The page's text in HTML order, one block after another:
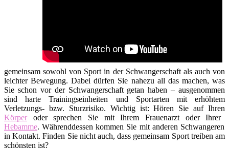
gemeinsam sowohl von Sport in der Schwangerschaft als auch von
leichter Bewegung. Dabei dürfen Sie nahezu all das machen, was
Sie schon vor der Schwangerschaft getan haben – ausgenommen
sind harte Trainingseinheiten und Sportarten mit erhöhtem
Verletzungs- bzw. Sturzrisiko. Wichtig ist: Hören Sie auf Ihren
Körperoder sprechen Sie mit Ihrem Frauenarzt oder Ihrer
Hebamme. Währenddessen kommen Sie mit anderen Schwangeren
in Kontakt. Finden Sie nicht auch, dass gemeinsam Sport treiben am
schönsten ist?